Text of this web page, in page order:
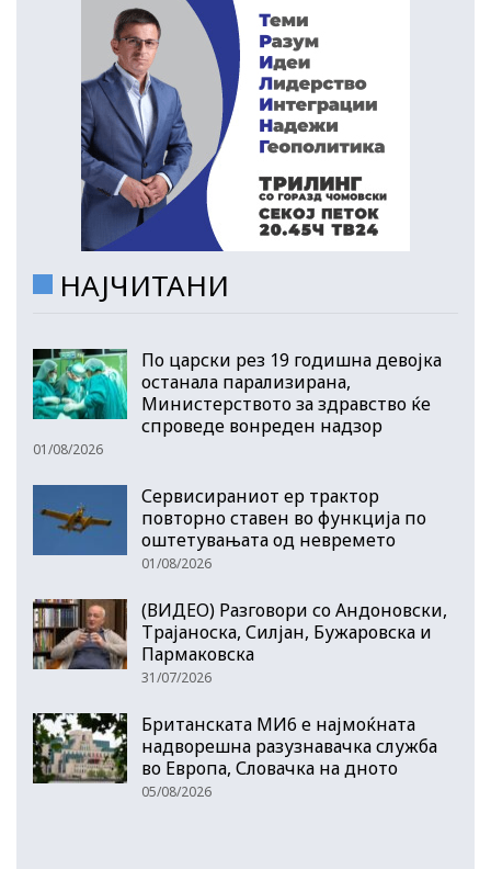
НАЈЧИТАНИ
По царски рез 19 годишна девојка
останала парализирана,
Министерството за здравство ќе
спроведе вонреден надзор
01/08/2026
Сервисираниот ер трактор
повторно ставен во функција по
оштетувањата од невремето
01/08/2026
(ВИДЕО) Разговори со Андоновски,
Трајаноска, Силјан, Бужаровска и
Пармаковска
31/07/2026
Британската МИ6 е најмоќната
надворешна разузнавачка служба
во Европа, Словачка на дното
05/08/2026